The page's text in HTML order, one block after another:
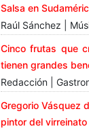
Salsa en
Raúl Sánchez |
Cinco frutas que
tienen grandes
Redacción |
Gregorio Vásquez
pintor del